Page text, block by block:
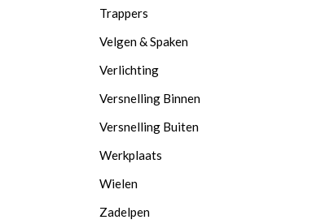
Trappers
Velgen & Spaken
Verlichting
Versnelling Binnen
Versnelling Buiten
Werkplaats
Wielen
Zadelpen